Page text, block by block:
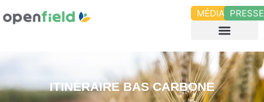
MÉDIAS PRESSE
ITINÉRAIRE BAS CARBONE